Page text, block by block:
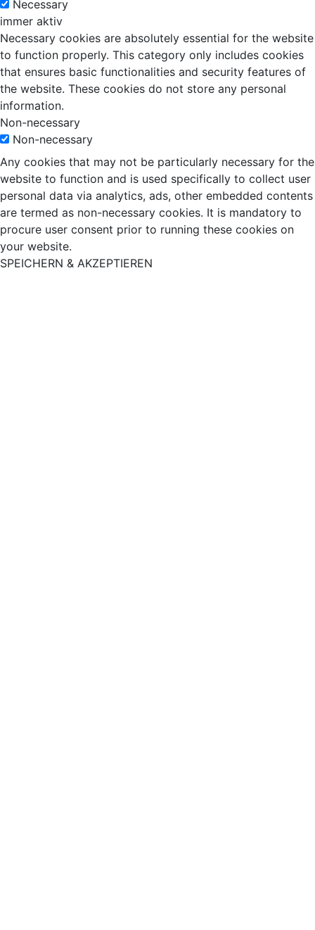
Necessary
immer aktiv
Necessary cookies are absolutely essential for the website
to function properly. This category only includes cookies
that ensures basic functionalities and security features of
the website. These cookies do not store any personal
information.
Non-necessary
Non-necessary
Any cookies that may not be particularly necessary for the
website to function and is used specifically to collect user
personal data via analytics, ads, other embedded contents
are termed as non-necessary cookies. It is mandatory to
procure user consent prior to running these cookies on
your website.
SPEICHERN & AKZEPTIEREN